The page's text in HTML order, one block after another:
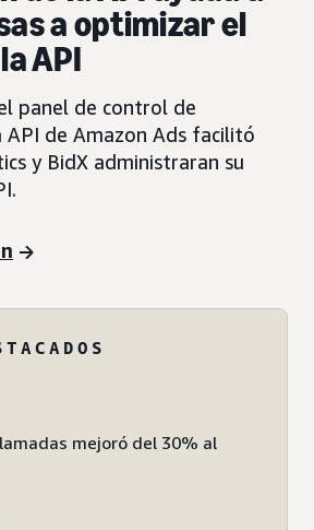
a optimizar el
API
panel de control de
API de Amazon Ads facilitó
y BidX administraran su
mejoró del 30% al